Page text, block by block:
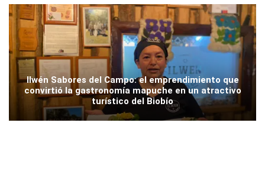
Ilwén Sabores del Campo: el emprendimiento que
convirtió la gastronomía mapuche en un atractivo
turístico del Biobío